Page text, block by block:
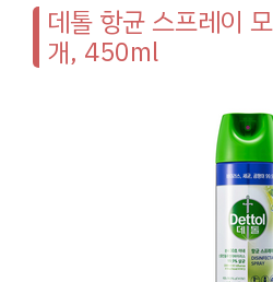
데톨 항균 스프레이
개, 450ml